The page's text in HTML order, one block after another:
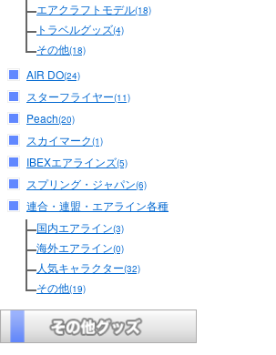
エアクラフトモデル(18)
トラベルグッズ(4)
その他(18)
AIR DO(24)
スターフライヤー(11)
Peach(20)
スカイマーク(1)
IBEXエアラインズ(5)
スプリング・ジャパン(6)
連合・連盟・エアライン各種
国内エアライン(3)
海外エアライン(0)
人気キャラクター(32)
その他(19)